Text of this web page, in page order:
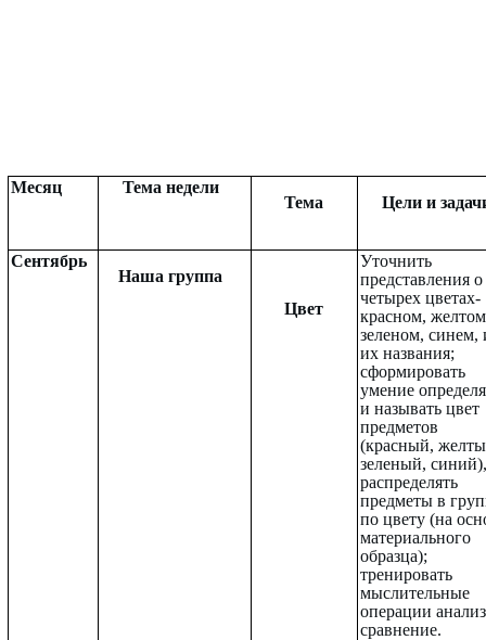
Месяц
Тема недели
Тема
Цели и
Сентябрь
Наша группа
Цвет
Уточнить
представления о
четырех цветах-
красном,
зеленом, синем,
их названия;
сформировать
умение
и называть цвет
предметов
(красный,
зеленый, синий),
распределять
предметы в
по цвету (на
материального
образца);
тренировать
мыслительные
операции
сравнение.